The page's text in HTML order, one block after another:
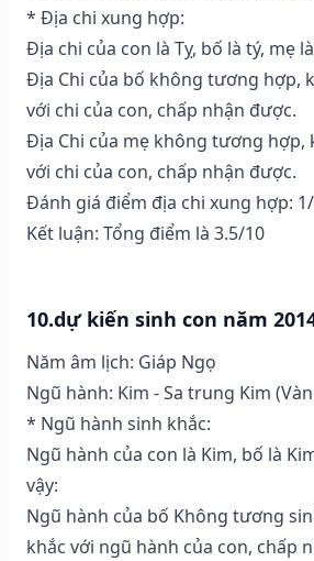
* Địa chi xung hợp:
Địa chi của con là Tỵ, bố là tý, mẹ
Địa Chi của bố không tương hợp,
với chi của con, chấp nhận được.
Địa Chi của mẹ không tương hợp,
với chi của con, chấp nhận được.
Đánh giá điểm địa chi xung hợp:
Kết luận: Tổng điểm là 3.5/10
10.dự kiến sinh con năm
Năm âm lịch: Giáp Ngọ
Ngũ hành: Kim - Sa trung Kim
* Ngũ hành sinh khắc:
Ngũ hành của con là Kim, bố là
vậy:
Ngũ hành của bố Không tương
khắc với ngũ hành của con, chấp